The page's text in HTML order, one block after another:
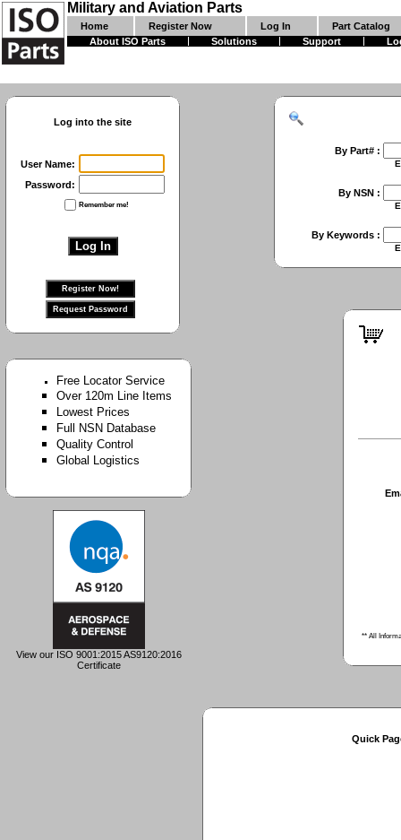
Military and Aviation Parts
Home Register Now Log In
Part Catalog
About ISO Parts
Solutions Support
Log into the site
User Name:
Password:
Remember me!
Free Locator Service
Over 120m Line Items
Lowest Prices
Full NSN Database
Quality Control
Global Logistics
View our ISO 9001:2015 AS9120:2016
Certificate
By Part# :
Enter First Part
By NSN :
Enter Full NSN
By Keywords :
Enter
** All
Quick